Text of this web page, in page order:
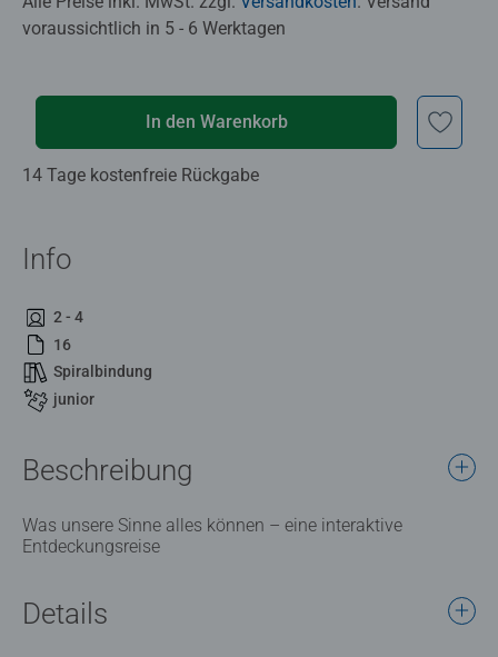
voraussichtlich in 5 - 6 Werktagen
In den Warenkorb
14 Tage kostenfreie Rückgabe
Info
2 - 4
16
Spiralbindung
junior
Beschreibung
Was unsere Sinne alles können – eine interaktive
Entdeckungsreise
Details